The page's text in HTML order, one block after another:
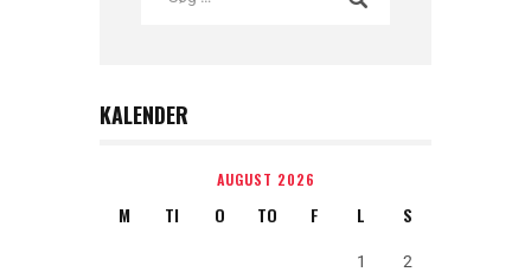
KALENDER
AUGUST 2026
M TI O TO F L S
1 2